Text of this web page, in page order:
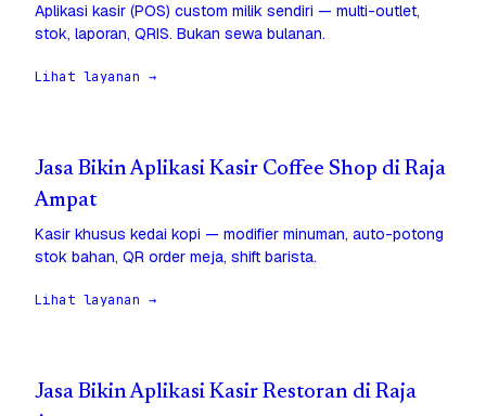
Aplikasi kasir (POS) custom milik sendiri — multi-outlet,
stok, laporan, QRIS. Bukan sewa bulanan.
Lihat layanan →
Jasa Bikin Aplikasi Kasir Coffee Shop di Raja
Ampat
Kasir khusus kedai kopi — modifier minuman, auto-potong
stok bahan, QR order meja, shift barista.
Lihat layanan →
Jasa Bikin Aplikasi Kasir Restoran di Raja